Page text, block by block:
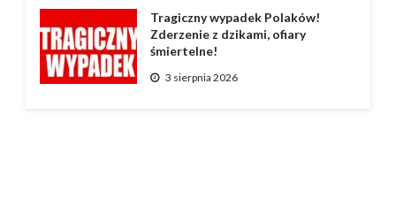
Tragiczny wypadek Polaków!
Zderzenie z dzikami, ofiary
śmiertelne!
3 sierpnia 2026